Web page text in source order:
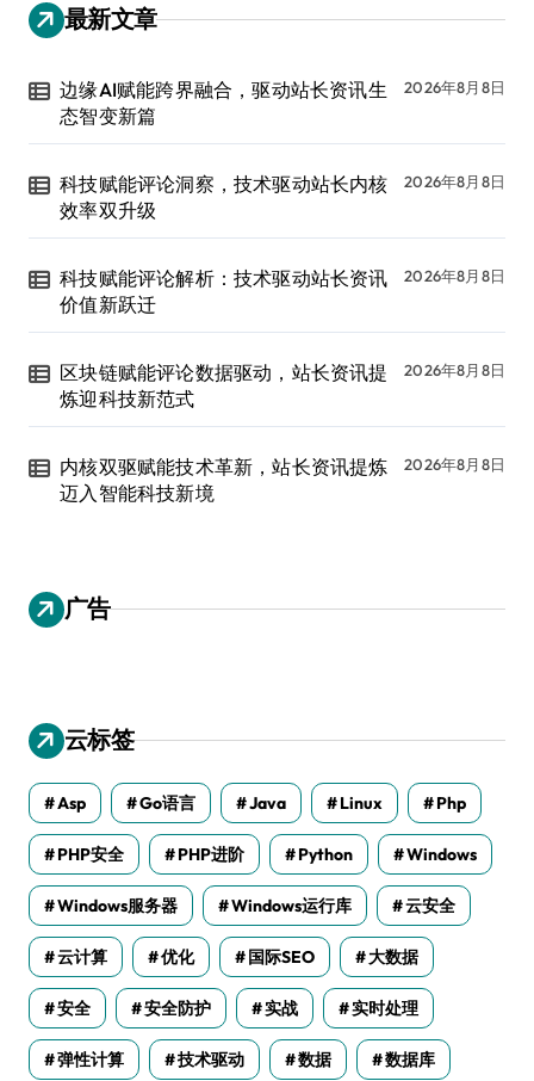
最新文章
边缘AI赋能跨界融合，驱动站长资讯生
态智变新篇
2026年8月8日
科技赋能评论洞察，技术驱动站长内核
效率双升级
2026年8月8日
科技赋能评论解析：技术驱动站长资讯
价值新跃迁
2026年8月8日
区块链赋能评论数据驱动，站长资讯提
炼迎科技新范式
2026年8月8日
内核双驱赋能技术革新，站长资讯提炼
迈入智能科技新境
2026年8月8日
广告
云标签
Asp Go语言 Java Linux Php
PHP安全 PHP进阶 Python Windows
Windows服务器 Windows运行库 云安全
云计算 优化 国际SEO 大数据
安全 安全防护 实战 实时处理
弹性计算 技术驱动 数据 数据库